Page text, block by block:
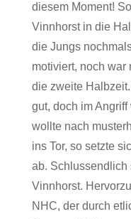
diesem Moment!
Vinnhorst in die
die Jungs
motiviert, noch war
die zweite
gut, doch im Angriff
wollte nach
ins Tor, so setzte
ab. Schlussendlich
Vinnhorst.
NHC, der durch